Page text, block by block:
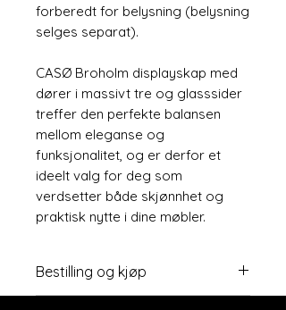
forberedt for belysning (belysning
selges separat).
CASØ Broholm displayskap med
dører i massivt tre og glasssider
treffer den perfekte balansen
mellom eleganse og
funksjonalitet, og er derfor et
ideelt valg for deg som
verdsetter både skjønnhet og
praktisk nytte i dine møbler.
Bestilling og kjøp
Har du spørsmål eller ønsker å